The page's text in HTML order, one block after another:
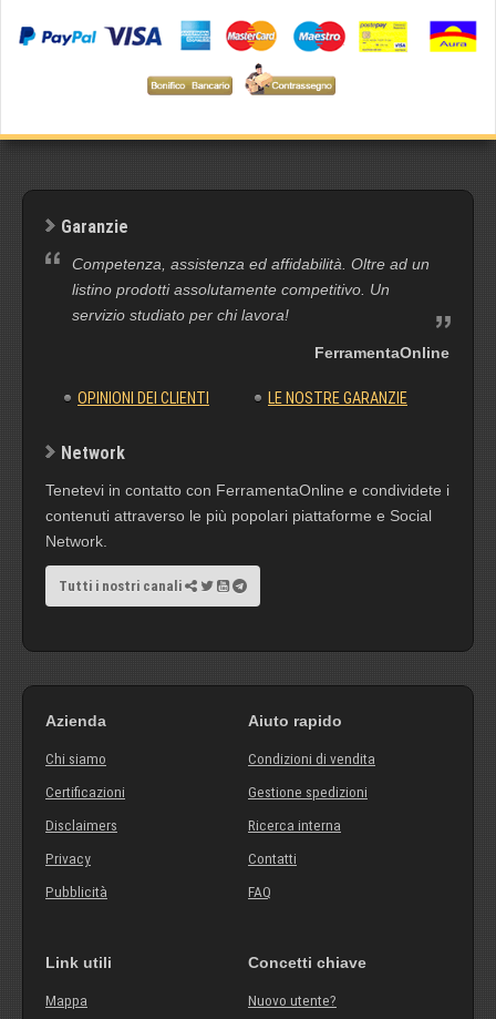
Garanzie
Competenza, assistenza ed affidabilità. Oltre ad un
listino prodotti assolutamente competitivo. Un
servizio studiato per chi lavora!
FerramentaOnline
OPINIONI DEI CLIENTI LE NOSTRE GARANZIE
Network
Tenetevi in contatto con FerramentaOnline e condividete i
contenuti attraverso le più popolari piattaforme e Social
Network.
Tutti i nostri canali
Azienda
Chi siamo
Certificazioni
Disclaimers
Privacy
Pubblicità
Aiuto rapido
Condizioni di vendita
Gestione spedizioni
Ricerca interna
Contatti
FAQ
Link utili
Mappa
Concetti chiave
Nuovo utente?